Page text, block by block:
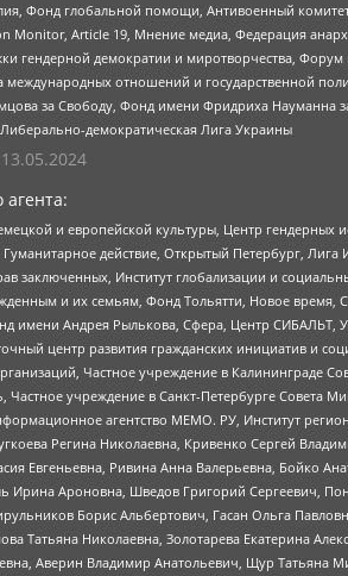
Фонд глобальной помощи, Антивоенный
Monitor, Article 19, Мнение медиа, Федерация
гендерной демократии и миротворчества,
отношений и государственной
за Свободу, Фонд имени Фридриха Науманна
демократическая Лига Украины
13.05.2024
и европейской культуры, Центр
действие, Открытый Петербург, Лига
заключенных, Институт глобализации и
и их семьям, Фонд Тольятти, Новое время,
имени Андрея Рылькова, Сфера, Центр
центр развития гражданских инициатив и
Частное учреждение в Калининграде
учреждение в Санкт-Петербурге Совета
агентство МЕМО. РУ, Институт
Регина Николаевна, Кривенко Сергей
Евгеньевна, Ривина Анна Валерьевна, Бойко
Ароновна, Шведов Григорий Сергеевич,
Борис Альбертович, Гасан Ольга
Татьяна Николаевна, Золотарева Екатерина
Аверин Владимир Анатольевич, Щур